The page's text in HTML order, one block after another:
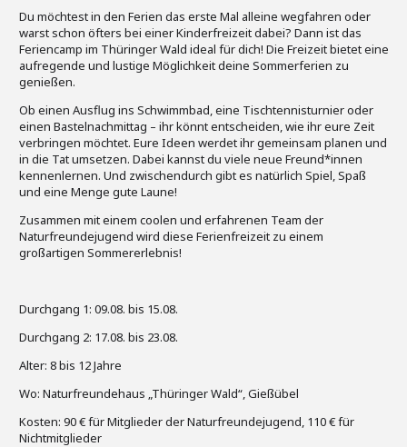
Du möchtest in den Ferien das erste Mal alleine wegfahren oder
warst schon öfters bei einer Kinderfreizeit dabei? Dann ist das
Feriencamp im Thüringer Wald ideal für dich! Die Freizeit bietet eine
aufregende und lustige Möglichkeit deine Sommerferien zu
genießen.
Ob einen Ausflug ins Schwimmbad, eine Tischtennisturnier oder
einen Bastelnachmittag – ihr könnt entscheiden, wie ihr eure Zeit
verbringen möchtet. Eure Ideen werdet ihr gemeinsam planen und
in die Tat umsetzen. Dabei kannst du viele neue Freund*innen
kennenlernen. Und zwischendurch gibt es natürlich Spiel, Spaß
und eine Menge gute Laune!
Zusammen mit einem coolen und erfahrenen Team der
Naturfreundejugend wird diese Ferienfreizeit zu einem
großartigen Sommererlebnis!
Durchgang 1: 09.08. bis 15.08.
Durchgang 2: 17.08. bis 23.08.
Alter: 8 bis 12 Jahre
Wo: Naturfreundehaus „Thüringer Wald“, Gießübel
Kosten: 90 € für Mitglieder der Naturfreundejugend, 110 € für
Nichtmitglieder